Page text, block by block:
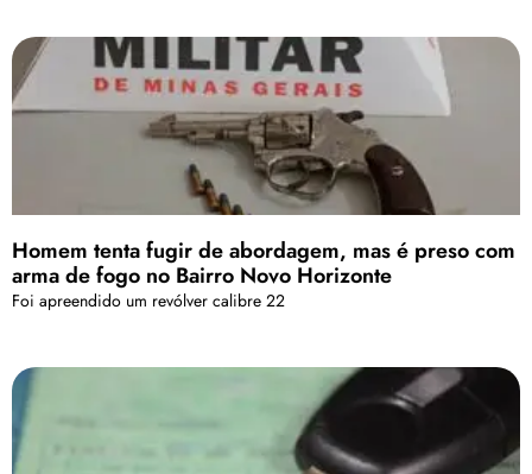
Homem tenta fugir de abordagem, mas é preso com
arma de fogo no Bairro Novo Horizonte
Foi apreendido um revólver calibre 22